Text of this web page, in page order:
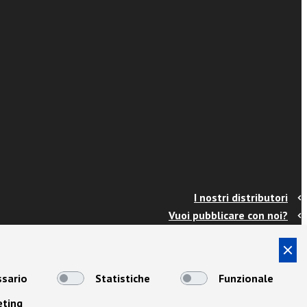
I nostri distributori
Vuoi pubblicare con noi?
Info e spedizioni
Termini e condizioni
Cookies
Statistiche
Funzionale